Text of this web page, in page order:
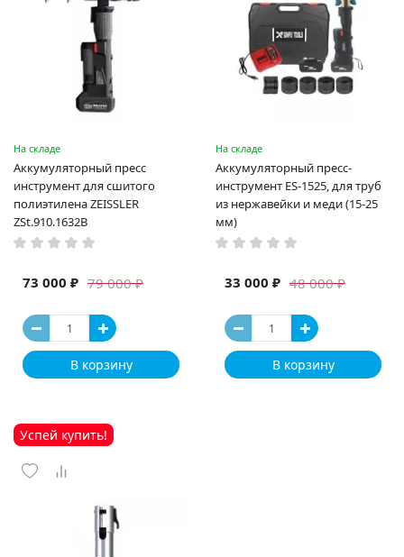
На складе
Аккумуляторный пресс
инструмент для сшитого
полиэтилена ZEISSLER
ZSt.910.1632B
79 000 ₽
73 000 ₽
В корзину
На складе
Аккумуляторный пресс-
инструмент ES-1525, для труб
из нержавейки и меди (15-25
мм)
48 000 ₽
33 000 ₽
В корзину
Успей купить!